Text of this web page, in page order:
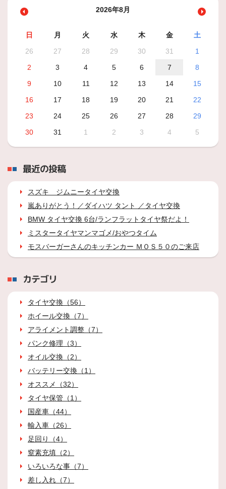
2026年8月
日 月 火 水 木 金
土
26
27 28 29 30 31
1
2
3 4 5 6 7
8
9
10 11 12 13 14
15
16
17 18 19 20 21
22
23
24 25 26 27 28
29
30
31 1 2 3 4 5
最近の投稿
スズキ ジムニータイヤ交換
嵐ありがとう！／ダイハツ タント ／タイヤ交換
BMW タイヤ交換 6台/ランフラットタイヤ祭だよ！
ミスタータイヤマンマゴメ/おやつタイム
モスバーガーさんのキッチンカー ＭＯＳ５０のご来店
カテゴリ
タイヤ交換（56）
ホイール交換（7）
アライメント調整（7）
パンク修理（3）
オイル交換（2）
バッテリー交換（1）
オススメ（32）
タイヤ保管（1）
国産車（44）
輸入車（26）
足回り（4）
窒素充填（2）
いろいろな事（7）
差し入れ（7）